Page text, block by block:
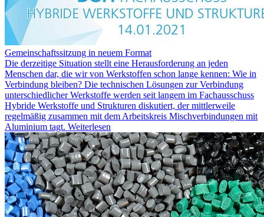
Gemeinschaftssitzung in neuem Format
Die derzeitige Situation stellt eine Herausforderung an jeden
Menschen dar, die wir von Werkstoffen schon lange kennen: Wie in
Verbindung bleiben? Die technischen Lösungen zur Verbindung
unterschiedlicher Werkstoffe werden seit langem im Fachausschuss
Hybride Werkstoffe und Strukturen diskutiert, der mittlerweile
regelmäßig zusammen mit dem Arbeitskreis Mischverbindungen mit
Aluminium tagt. Weiterlesen